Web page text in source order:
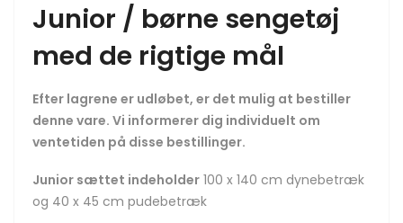
Junior / børne sengetøj
med de rigtige mål
Efter lagrene er udløbet, er det mulig at bestiller
denne vare. Vi informerer dig individuelt om
ventetiden på disse bestillinger.
Junior sættet indeholder 100 x 140 cm dynebetræk
og 40 x 45 cm pudebetræk